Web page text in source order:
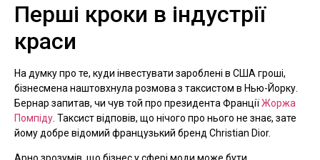
Перші кроки в індустрії
краси
На думку про те, куди інвестувати зароблені в США гроші,
бізнесмена наштовхнула розмова з таксистом в Нью-Йорку.
Бернар запитав, чи чув той про президента ФранціїЖоржа
Помпіду . Таксист відповів, що нічого про нього не знає, зате
йому добре відомий французький бренд Christian Dior.